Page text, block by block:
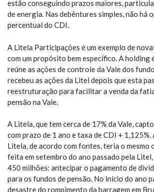
estão conseguindo prazos maiores,
de energia. Nas debêntures simples, não há
percentual do CDI.
A Litela Participações é um exemplo de
com um propósito bem específico. A holding
reúne as ações de controle da Vale dos
recebeu as ações da Litel depois que esta
reestruturação para facilitar a venda da
pensão na Vale.
A Litela, que tem cerca de 17% da Vale,
com prazo de 1 ano e taxa de CDI + 1,125%.
Litela, de acordo com fontes, teria o mesmo
feita em setembro do ano passado pela
450 milhões: antecipar o pagamento de
para os fundos de pensão. No início do ano
desastre do rompimento da barragem em